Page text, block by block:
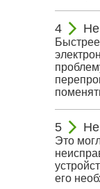
Не
Это
его